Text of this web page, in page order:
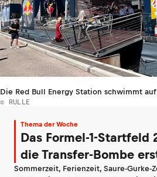
Die Red Bull Energy Station schwimmt auf
© RULLE
Thema der Woche
Das Formel-1-Startfeld
die Transfer-Bombe
Sommerzeit, Ferienzeit, Saure-Gurke-